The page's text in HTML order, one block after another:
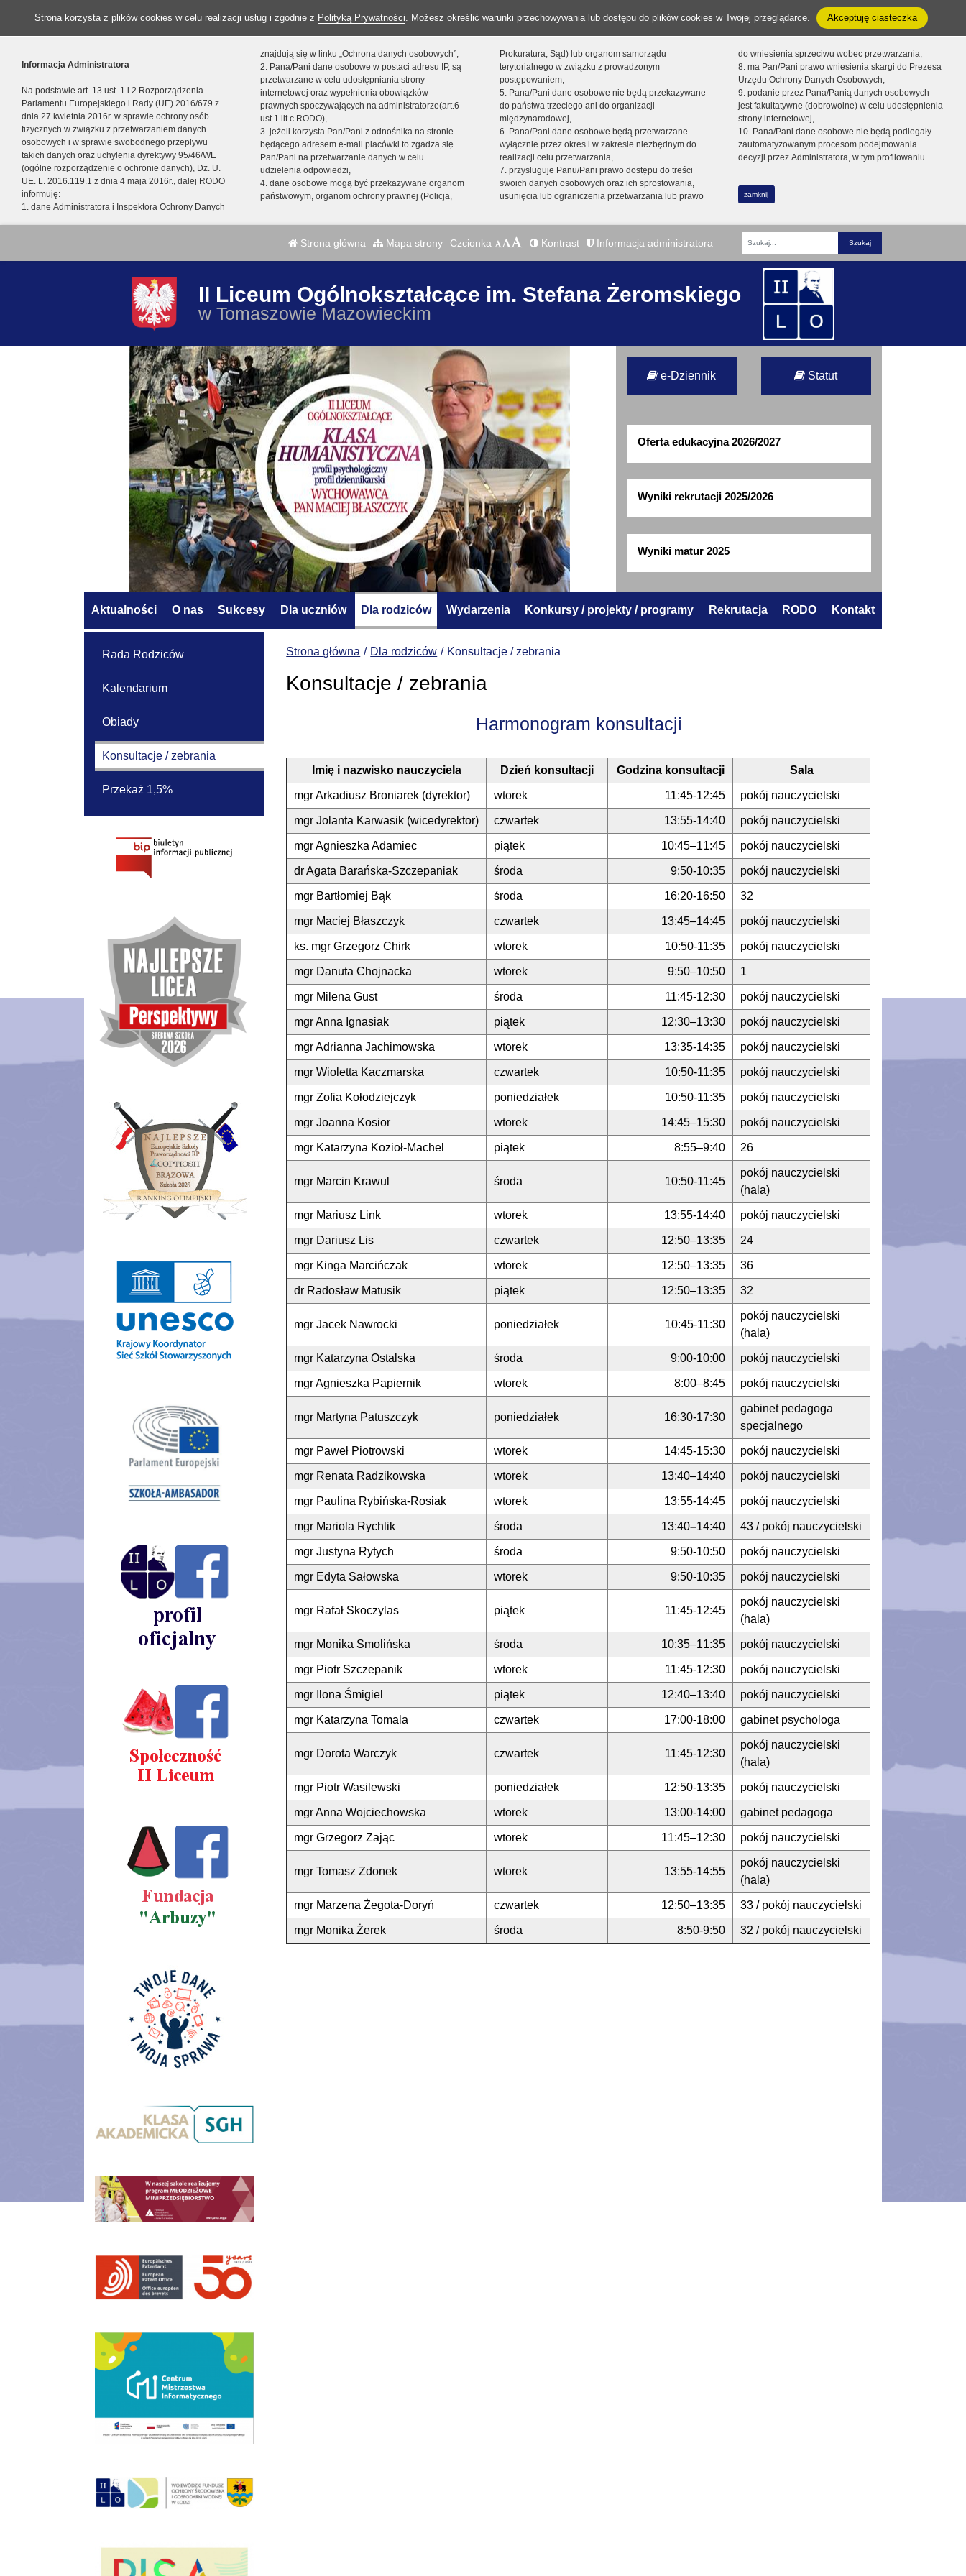
Strona korzysta z plików cookies w celu realizacji usług i zgodnie z Polityką Prywatności. Możesz określić warunki przechowywania lub dostępu do plików cookies w Twojej przeglądarce. Akceptuję ciasteczka
Informacja Administratora
Na podstawie art. 13 ust. 1 i 2 Rozporządzenia
Parlamentu Europejskiego i Rady (UE) 2016/679 z
dnia 27 kwietnia 2016r. w sprawie ochrony osób
fizycznych w związku z przetwarzaniem danych
osobowych i w sprawie swobodnego przepływu
takich danych oraz uchylenia dyrektywy 95/46/WE
(ogólne rozporządzenie o ochronie danych), Dz. U.
UE. L. 2016.119.1 z dnia 4 maja 2016r., dalej RODO
informuję:
1. dane Administratora i Inspektora Ochrony Danych
znajdują się w linku „Ochrona danych osobowych”,
2. Pana/Pani dane osobowe w postaci adresu IP, są
przetwarzane w celu udostępniania strony
internetowej oraz wypełnienia obowiązków
prawnych spoczywających na administratorze(art.6
ust.1 lit.c RODO),
3. jeżeli korzysta Pan/Pani z odnośnika na stronie
będącego adresem e-mail placówki to zgadza się
Pan/Pani na przetwarzanie danych w celu
udzielenia odpowiedzi,
4. dane osobowe mogą być przekazywane organom
państwowym, organom ochrony prawnej (Policja,
Prokuratura, Sąd) lub organom samorządu
terytorialnego w związku z prowadzonym
postępowaniem,
5. Pana/Pani dane osobowe nie będą przekazywane
do państwa trzeciego ani do organizacji
międzynarodowej,
6. Pana/Pani dane osobowe będą przetwarzane
wyłącznie przez okres i w zakresie niezbędnym do
realizacji celu przetwarzania,
7. przysługuje Panu/Pani prawo dostępu do treści
swoich danych osobowych oraz ich sprostowania,
usunięcia lub ograniczenia przetwarzania lub prawo
do wniesienia sprzeciwu wobec przetwarzania,
8. ma Pan/Pani prawo wniesienia skargi do Prezesa
Urzędu Ochrony Danych Osobowych,
9. podanie przez Pana/Panią danych osobowych
jest fakultatywne (dobrowolne) w celu udostępnienia
strony internetowej,
10. Pana/Pani dane osobowe nie będą podlegały
zautomatyzowanym procesom podejmowania
decyzji przez Administratora, w tym profilowaniu.
zamknij
Strona główna Mapa strony Czcionka Kontrast Informacja administratora
Fraza
II Liceum Ogólnokształcące im. Stefana Żeromskiego
w Tomaszowie Mazowieckim
e-Dziennik Statut
Oferta edukacyjna 2026/2027
Wyniki rekrutacji 2025/2026
Wyniki matur 2025
Aktualności O nas Sukcesy Dla uczniów Dla rodziców Wydarzenia Konkursy / projekty / programy Rekrutacja RODO Kontakt
Strona główna Dla rodziców Konsultacje / zebrania
Konsultacje / zebrania
Harmonogram konsultacji
Imię i nazwisko nauczyciela Dzień konsultacji Godzina konsultacji Sala
mgr Arkadiusz Broniarek (dyrektor) wtorek 11:45-12:45 pokój nauczycielski
mgr Jolanta Karwasik (wicedyrektor) czwartek 13:55-14:40 pokój nauczycielski
mgr Agnieszka Adamiec piątek 10:45–11:45 pokój nauczycielski
dr Agata Barańska-Szczepaniak środa 9:50-10:35 pokój nauczycielski
mgr Bartłomiej Bąk środa 16:20-16:50 32
mgr Maciej Błaszczyk czwartek 13:45–14:45 pokój nauczycielski
ks. mgr Grzegorz Chirk wtorek 10:50-11:35 pokój nauczycielski
mgr Danuta Chojnacka wtorek 9:50–10:50 1
mgr Milena Gust środa 11:45-12:30 pokój nauczycielski
mgr Anna Ignasiak piątek 12:30–13:30 pokój nauczycielski
mgr Adrianna Jachimowska wtorek 13:35-14:35 pokój nauczycielski
mgr Wioletta Kaczmarska czwartek 10:50-11:35 pokój nauczycielski
mgr Zofia Kołodziejczyk poniedziałek 10:50-11:35 pokój nauczycielski
mgr Joanna Kosior wtorek 14:45–15:30 pokój nauczycielski
mgr Katarzyna Kozioł-Machel piątek 8:55–9:40 26
mgr Marcin Krawul środa 10:50-11:45
pokój nauczycielski
(hala)
mgr Mariusz Link wtorek 13:55-14:40 pokój nauczycielski
mgr Dariusz Lis czwartek 12:50–13:35 24
mgr Kinga Marcińczak wtorek 12:50–13:35 36
dr Radosław Matusik piątek 12:50–13:35 32
mgr Jacek Nawrocki poniedziałek 10:45-11:30
pokój nauczycielski
(hala)
mgr Katarzyna Ostalska środa 9:00-10:00 pokój nauczycielski
mgr Agnieszka Papiernik wtorek 8:00–8:45 pokój nauczycielski
mgr Martyna Patuszczyk poniedziałek 16:30-17:30
gabinet pedagoga
specjalnego
mgr Paweł Piotrowski wtorek 14:45-15:30 pokój nauczycielski
mgr Renata Radzikowska wtorek 13:40–14:40 pokój nauczycielski
mgr Paulina Rybińska-Rosiak wtorek 13:55-14:45 pokój nauczycielski
mgr Mariola Rychlik środa 13:40–14:40 43 / pokój nauczycielski
mgr Justyna Rytych środa 9:50-10:50 pokój nauczycielski
mgr Edyta Sałowska wtorek 9:50-10:35 pokój nauczycielski
mgr Rafał Skoczylas piątek 11:45-12:45
pokój nauczycielski
(hala)
mgr Monika Smolińska środa 10:35–11:35 pokój nauczycielski
mgr Piotr Szczepanik wtorek 11:45-12:30 pokój nauczycielski
mgr Ilona Śmigiel piątek 12:40–13:40 pokój nauczycielski
mgr Katarzyna Tomala czwartek 17:00-18:00 gabinet psychologa
mgr Dorota Warczyk czwartek 11:45-12:30
pokój nauczycielski
(hala)
mgr Piotr Wasilewski poniedziałek 12:50-13:35 pokój nauczycielski
mgr Anna Wojciechowska wtorek 13:00-14:00 gabinet pedagoga
mgr Grzegorz Zając wtorek 11:45–12:30 pokój nauczycielski
mgr Tomasz Zdonek wtorek 13:55-14:55
pokój nauczycielski
(hala)
mgr Marzena Żegota-Doryń czwartek 12:50–13:35 33 / pokój nauczycielski
mgr Monika Żerek środa 8:50-9:50 32 / pokój nauczycielski
Rada Rodziców
Kalendarium
Obiady
Konsultacje / zebrania
Przekaż 1,5%